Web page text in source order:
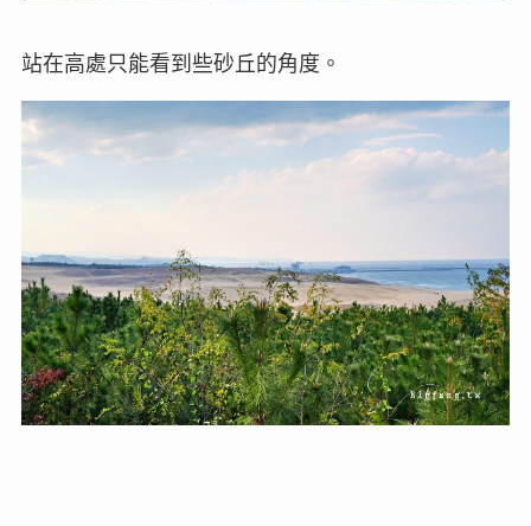
站在高處只能看到些砂丘的角度。